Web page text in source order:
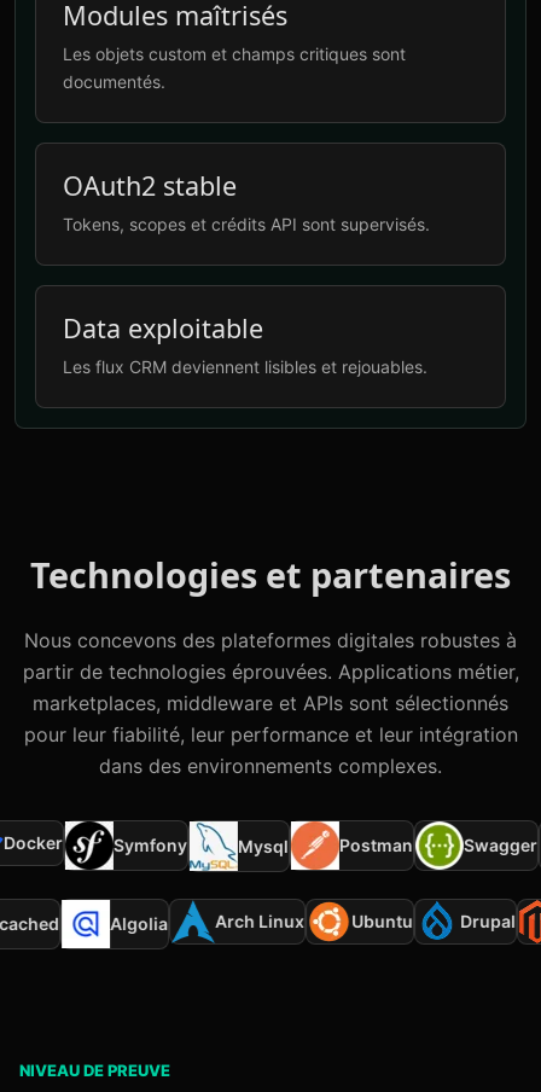
Modules maîtrisés
Les objets custom et champs critiques sont
documentés.
OAuth2 stable
Tokens, scopes et crédits API sont supervisés.
Data exploitable
Les flux CRM deviennent lisibles et rejouables.
Technologies et partenaires
Nous concevons des plateformes digitales robustes à
partir de technologies éprouvées. Applications métier,
marketplaces, middleware et APIs sont sélectionnés
pour leur fiabilité, leur performance et leur intégration
dans des environnements complexes.
Symfony Mysql Postman Swagger
Algolia Arch Linux Ubuntu Drupal
NIVEAU DE PREUVE